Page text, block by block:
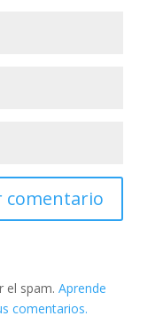
el spam. Aprende
comentarios.